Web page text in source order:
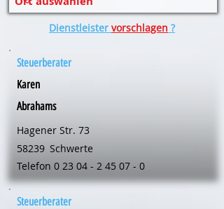
Dienstleister vorschlagen ?
Steuerberater
Karen
Abrahams
Hagener Str. 73
58239 Schwerte
Telefon 0 23 04 - 2 45 07 - 0
Steuerberater